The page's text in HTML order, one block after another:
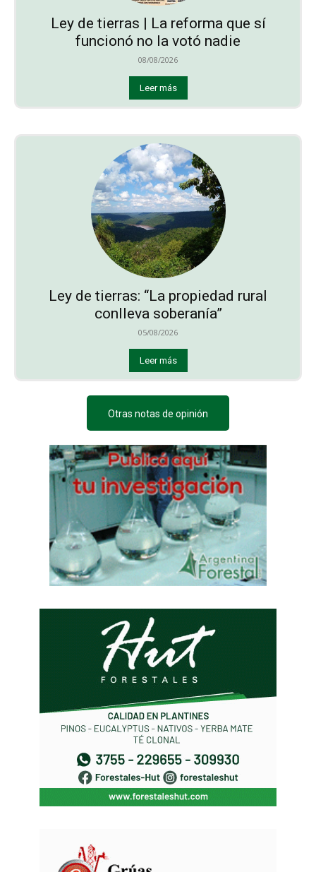
Ley de tierras | La reforma que sí
funcionó no la votó nadie
08/08/2026
Leer más
Ley de tierras: “La propiedad rural
conlleva soberanía”
05/08/2026
Leer más
Otras notas de opinión